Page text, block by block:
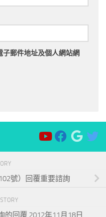
子郵件地址及個人網站網
號）回覆重要諮詢
的回覆 2012年11月18日